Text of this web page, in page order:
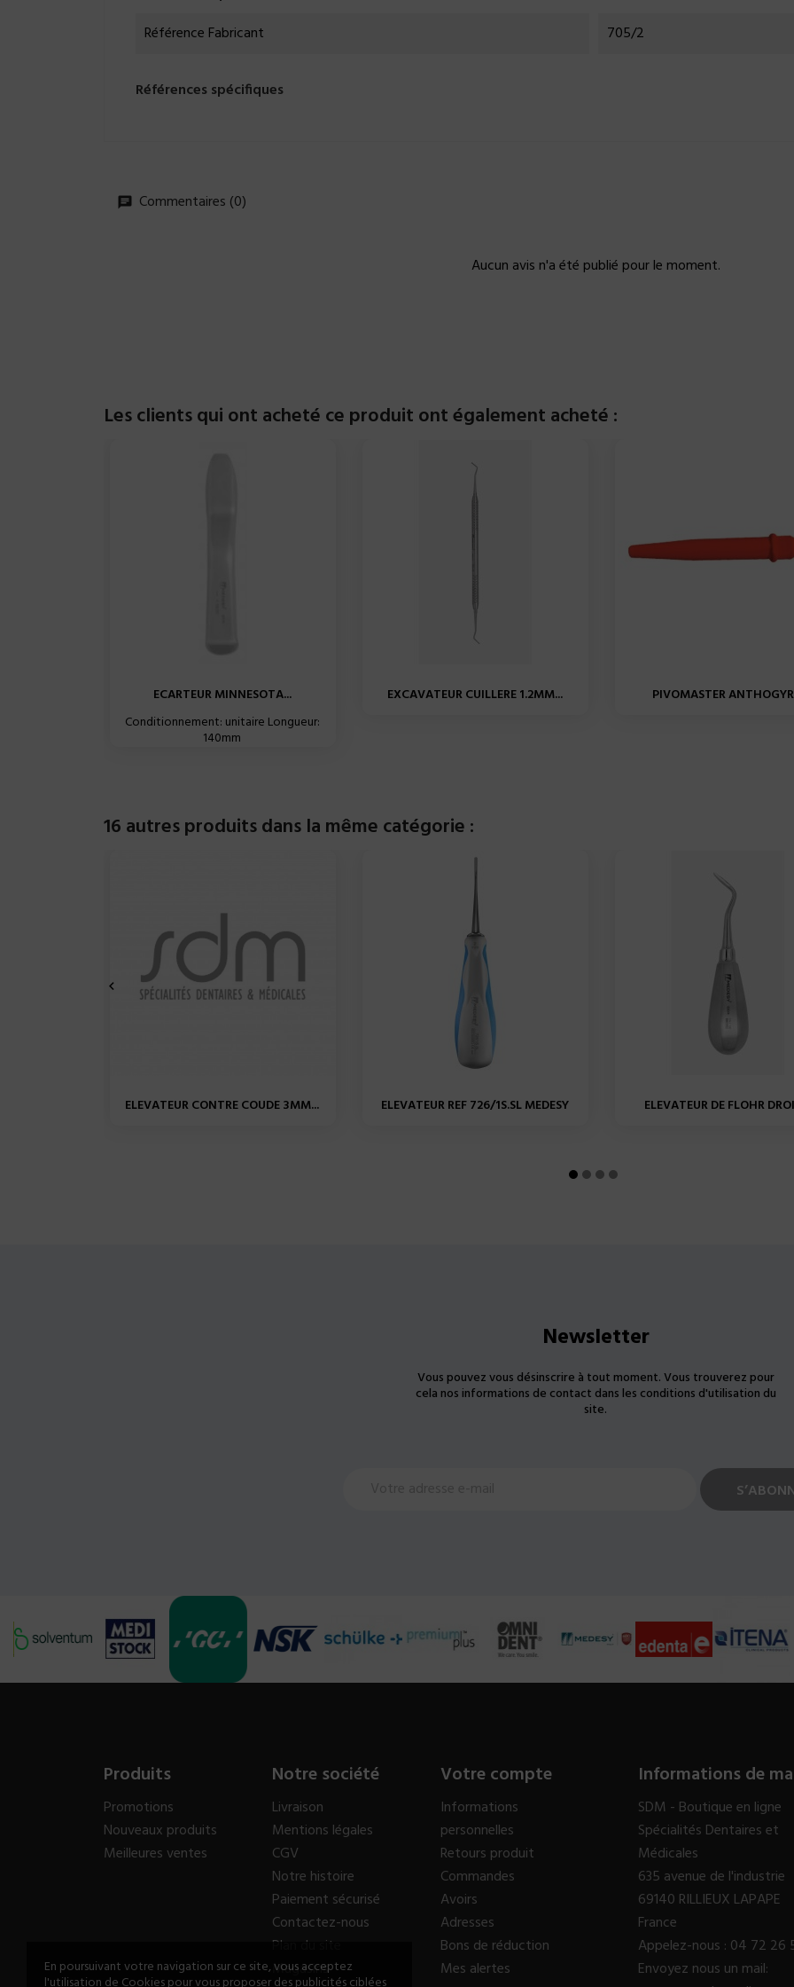
En poursuivant votre navigation sur ce site, vous acceptez
Référence Fabricant
705/2
Références spécifiques
Commentaires (0)
Aucun avis n'a été publié pour le moment.
Les clients qui ont acheté ce produit ont également acheté :
ECARTEUR MINNESOTA...
Conditionnement: unitaire Longueur:
140mm
EXCAVATEUR CUILLERE 1.2MM... PIVOMASTER
16 autres produits dans la même catégorie :
ELEVATEUR CONTRE COUDE 3MM... ELEVATEUR REF 726/1S.SL MEDESY ELEVATEUR DE FLOHR

Newsletter
Vous pouvez vous désinscrire à tout moment. Vous trouverez pour
cela nos informations de contact dans les conditions d'utilisation du
site.
Produits
Promotions
Nouveaux produits
Meilleures ventes
Notre société
Livraison
Mentions légales
CGV
Notre histoire
Paiement sécurisé
Contactez-nous
Plan du site
Magasins
Votre compte
Informations
personnelles
Retours produit
Commandes
Avoirs
Adresses
Bons de réduction
Mes alertes
Informations de
SDM - Boutique en ligne
Spécialités Dentaires et
Médicales
635 avenue de l'industrie
69140 RILLIEUX LAPAPE
France
Appelez-nous : 04 72 26
Envoyez nous un mail: